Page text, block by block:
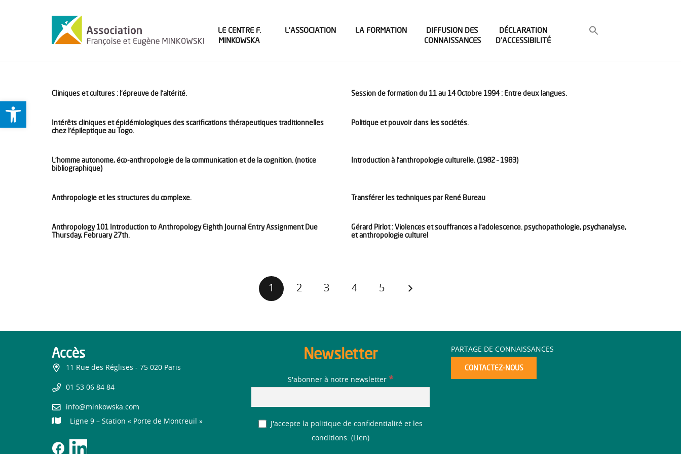
Ouvrir la barre d’outils
LE CENTRE F.
MINKOWSKA
L’ASSOCIATION LA FORMATION
DIFFUSION DES
CONNAISSANCES
DÉCLARATION
D’ACCESSIBILITÉ
Cliniques et cultures : l’épreuve de l’altérité. Session de formation du 11 au 14 Octobre 1994 : Entre deux langues.
Intérêts cliniques et épidémiologiques des scarifications thérapeutiques traditionnelles
chez l’épileptique au Togo.
Politique et pouvoir dans les sociétés.
L’homme autonome, éco-anthropologie de la communication et de la cognition. (notice
bibliographique)
Introduction à l’anthropologie culturelle. (1982 – 1983)
Anthropologie et les structures du complexe. Transférer les techniques par René Bureau
Anthropology 101 Introduction to Anthropology Eighth Journal Entry Assignment Due
Thursday, February 27th.
Gérard Pirlot : Violences et souffrances a l’adolescence. psychopathologie, psychanalyse,
et anthropologie culturel
1 2 3 4 5
Accès
11 Rue des Réglises - 75 020 Paris
01 53 06 84 84
info@minkowska.com
Ligne 9 – Station « Porte de Montreuil »
Newsletter
S'abonner à notre newsletter *
J'accepte la politique de confidentialité et les
conditions. ( Lien)
PARTAGE DE CONNAISSANCES
CONTACTEZ-NOUS